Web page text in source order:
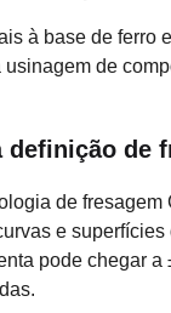
à base de ferro
usinagem de
de
de
e
pode chegar a